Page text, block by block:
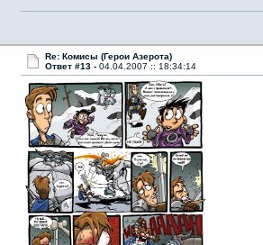
Re: Комисы (Герои Азерота)
Ответ #13 - 04.04.2007 :: 18:34:14